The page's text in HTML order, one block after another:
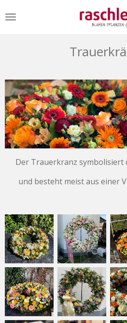
Hauptinhalt
Der Trauerkranz symbolisiert
und besteht meist aus einer